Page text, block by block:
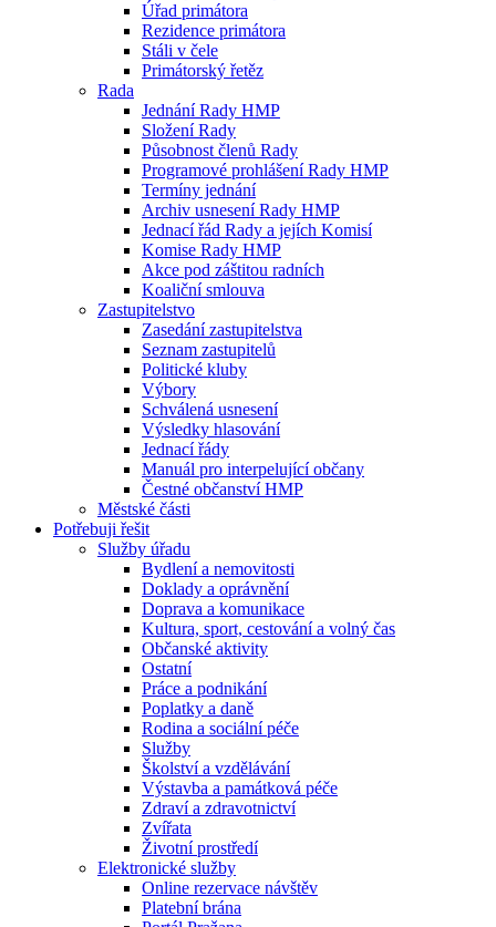
Úřad primátora
Rezidence primátora
Stáli v čele
Primátorský řetěz
Rada
Jednání Rady HMP
Složení Rady
Působnost členů Rady
Programové prohlášení Rady HMP
Termíny jednání
Archiv usnesení Rady HMP
Jednací řád Rady a jejích Komisí
Komise Rady HMP
Akce pod záštitou radních
Koaliční smlouva
Zastupitelstvo
Zasedání zastupitelstva
Seznam zastupitelů
Politické kluby
Výbory
Schválená usnesení
Výsledky hlasování
Jednací řády
Manuál pro interpelující občany
Čestné občanství HMP
Městské části
Potřebuji řešit
Služby úřadu
Bydlení a nemovitosti
Doklady a oprávnění
Doprava a komunikace
Kultura, sport, cestování a volný čas
Občanské aktivity
Ostatní
Práce a podnikání
Poplatky a daně
Rodina a sociální péče
Služby
Školství a vzdělávání
Výstavba a památková péče
Zdraví a zdravotnictví
Zvířata
Životní prostředí
Elektronické služby
Online rezervace návštěv
Platební brána